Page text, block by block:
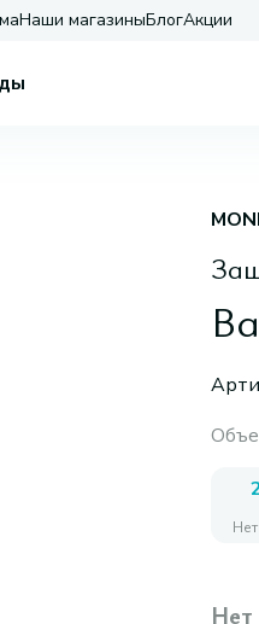
Наши магазиныБлогАкции
Нет